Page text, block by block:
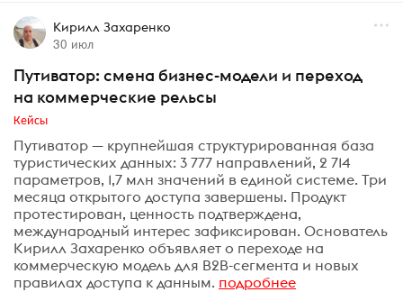
Кирилл Захаренко
30 июл
Путиватор: смена бизнес-модели и переход
на коммерческие рельсы
Кейсы
Путиватор — крупнейшая структурированная база
туристических данных: 3 777 направлений, 2 714
параметров, 1,7 млн значений в единой системе. Три
месяца открытого доступа завершены. Продукт
протестирован, ценность подтверждена,
международный интерес зафиксирован. Основатель
Кирилл Захаренко объявляет о переходе на
коммерческую модель для B2B-сегмента и новых
правилах доступа к данным. подробнее